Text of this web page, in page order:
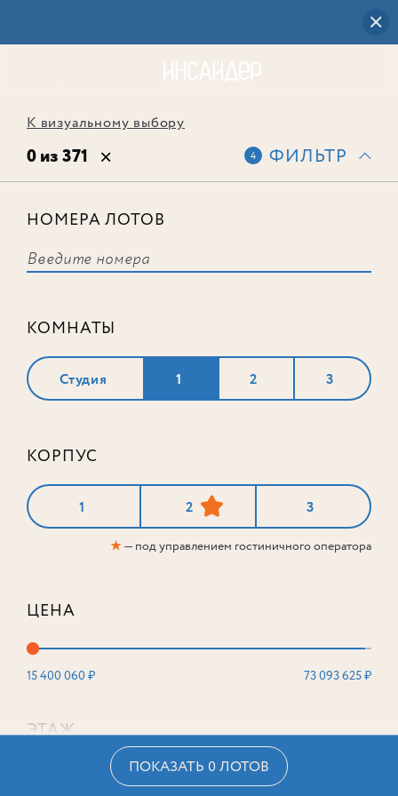
К визуальному выбору
0 из 371 4 ФИЛЬТР
НОМЕРА ЛОТОВ
КОМНАТЫ
Студия 1 2 3
КОРПУС
1 2 3
★— под управлением гостиничного оператора
ЦЕНА
15 400 060 ₽ 73 093 625 ₽
ЭТАЖ
ПОКАЗАТЬ 0 ЛОТОВ
соответствует ни одного лота